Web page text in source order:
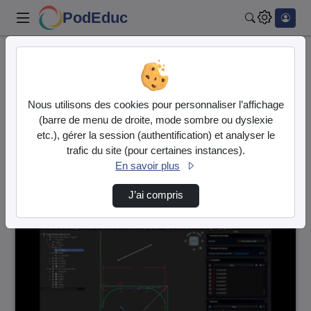
PodEduc
3 vidéos trouvées
Audio Vidéo
Direction de tri
Nous utilisons des cookies pour personnaliser l’affichage
(barre de menu de droite, mode sombre ou dyslexie
etc.), gérer la session (authentification) et analyser le
trafic du site (pour certaines instances).
En savoir plus
J’ai compris